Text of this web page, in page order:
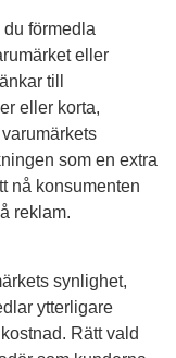
förmedla
eller
till
eller korta,
som en extra
nå konsumenten
reklam.
synlighet,
ytterligare
Rätt vald